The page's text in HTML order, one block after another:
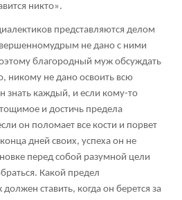
никто».
представляются делом
не дано с ними
благородный муж обсуждать
никому не дано освоить всю
знать каждый, и если кому-то
и достичь предела
он поломает все кости и порвет
дней своих, успеха он не
перед собой разумной цели
Какой предел
ставить, когда он берется за